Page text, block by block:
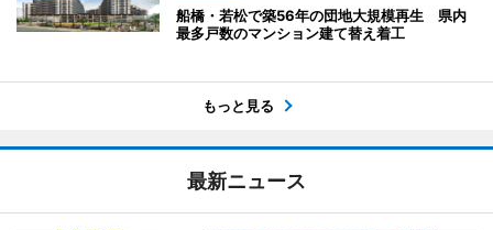
船橋・若松で築56年の団地大規模再生 県内
最多戸数のマンション建て替え着工
もっと見る
最新ニュース